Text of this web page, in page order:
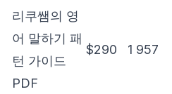
리쿠쌤의 영
어 말하기 패
턴 가이드
PDF
$290 1 957